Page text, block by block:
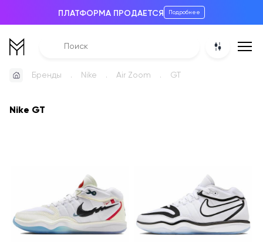
ПЛАТФОРМА ПРОДАЕТСЯ Подробнее
Бренды Nike Air Zoom GT
Nike GT